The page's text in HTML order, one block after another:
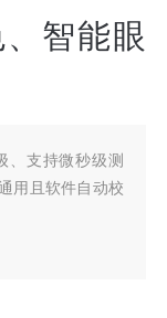
智能眼
、支持微秒级测
用且软件自动校